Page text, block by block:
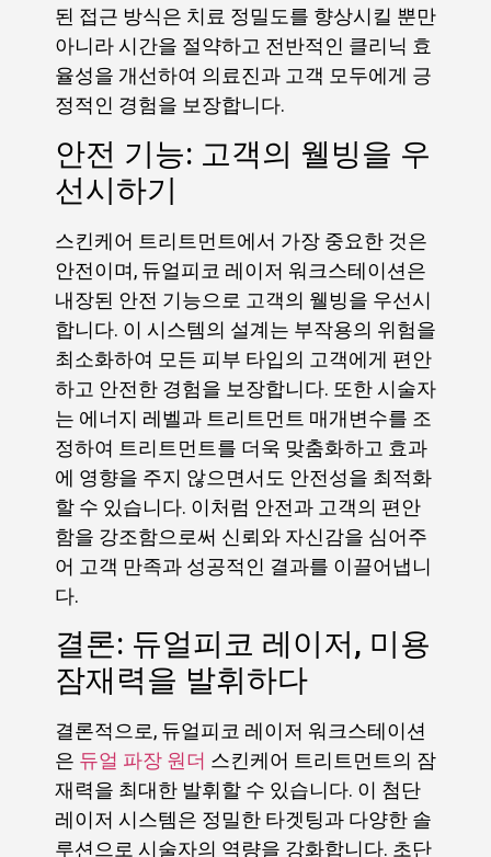
된 접근 방식은 치료 정밀도를 향상시킬 뿐만
아니라 시간을 절약하고 전반적인 클리닉 효
율성을 개선하여 의료진과 고객 모두에게 긍
정적인 경험을 보장합니다.
안전 기능: 고객의 웰빙을 우
선시하기
스킨케어 트리트먼트에서 가장 중요한 것은
안전이며, 듀얼피코 레이저 워크스테이션은
내장된 안전 기능으로 고객의 웰빙을 우선시
합니다. 이 시스템의 설계는 부작용의 위험을
최소화하여 모든 피부 타입의 고객에게 편안
하고 안전한 경험을 보장합니다. 또한 시술자
는 에너지 레벨과 트리트먼트 매개변수를 조
정하여 트리트먼트를 더욱 맞춤화하고 효과
에 영향을 주지 않으면서도 안전성을 최적화
할 수 있습니다. 이처럼 안전과 고객의 편안
함을 강조함으로써 신뢰와 자신감을 심어주
어 고객 만족과 성공적인 결과를 이끌어냅니
다.
결론: 듀얼피코 레이저, 미용
잠재력을 발휘하다
결론적으로, 듀얼피코 레이저 워크스테이션
은 듀얼 파장 원더 스킨케어 트리트먼트의 잠
재력을 최대한 발휘할 수 있습니다. 이 첨단
레이저 시스템은 정밀한 타겟팅과 다양한 솔
루션으로 시술자의 역량을 강화합니다. 초단